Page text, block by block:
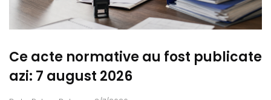
Ce acte normative au fost publicate
azi: 7 august 2026